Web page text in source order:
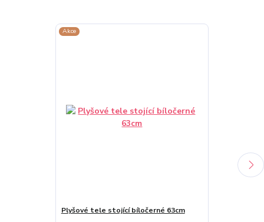
Akce
Plyšové tele stojící bíločerné 63cm